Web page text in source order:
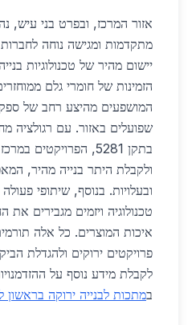
אזור המרכז, ובפרט בני עיש,
מתקדמות ומגישה נוחה
יישום מהיר של טכנולוגיות
הזמינות של חומרי גלם
המושפעים מהיצע רחב של
שפועלים באזור. עם רגולציה
בתקן 5281, הפרויקטים
ולקבלת היתר בנייה מהיר,
ובעלויות. בנוסף, שיתופי
טכנולוגיה ויזמים מגבירים
איכות המוצרים. כל אלה
פרויקטים ירוקים ולהגדלת
לקבלת מידע נוסף על
במתכות לבנייה ירוקה בראשון